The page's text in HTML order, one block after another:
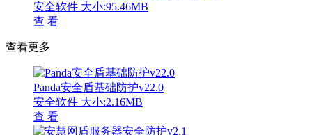
安全软件 大小:95.46MB
查 看
查看更多
Panda安全盾基础防护v22.0
安全软件 大小:2.16MB
查 看